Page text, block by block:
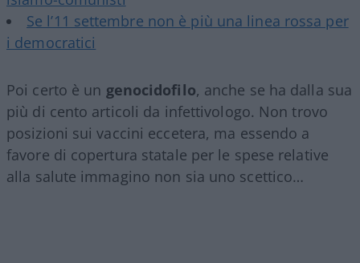
Se l’11 settembre non è più una linea rossa per
i democratici
Poi certo è un genocidofilo, anche se ha dalla sua
più di cento articoli da infettivologo. Non trovo
posizioni sui vaccini eccetera, ma essendo a
favore di copertura statale per le spese relative
alla salute immagino non sia uno scettico…